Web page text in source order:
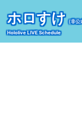
ホロすけ （非公
Hololive LIVE Schedule